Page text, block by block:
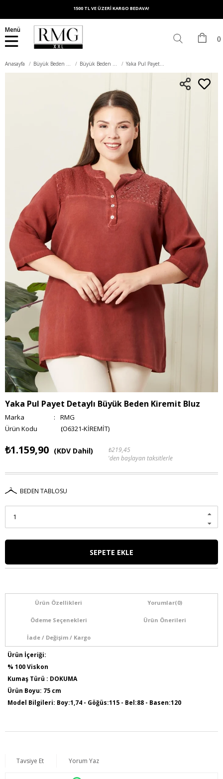
1500 TL VE ÜZERİ KARGO BEDAVA!
Menü
Anasayfa Büyük Beden Üst Giyim Büyük Beden Bluz Yaka Pul Payet Detaylı Büyük Beden Kiremit Bluz
Yaka Pul Payet Detaylı Büyük Beden Kiremit Bluz
Marka :
RMG
(O6321-KİREMİT)
₺1.159,90 (KDV Dahil)
₺219,45
'den başlayan taksitlerle
BEDEN TABLOSU
Ürün Özellikleri Yorumlar(0)
Ödeme Seçenekleri Ürün Önerileri
İade / Değişim / Kargo
Ürün İçeriği:
% 100 Viskon
Kumaş Türü : DOKUMA
Ürün Boyu: 75 cm
Model Bilgileri: Boy:1,74 - Göğüs:115 - Bel:88 - Basen:120
Tavsiye Et Yorum Yaz